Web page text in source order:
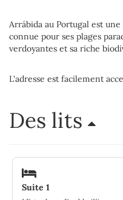
Arrábida au Portugal est
connue pour ses plages
verdoyantes et sa riche
L'adresse est facilement
Des lits
Suite 1